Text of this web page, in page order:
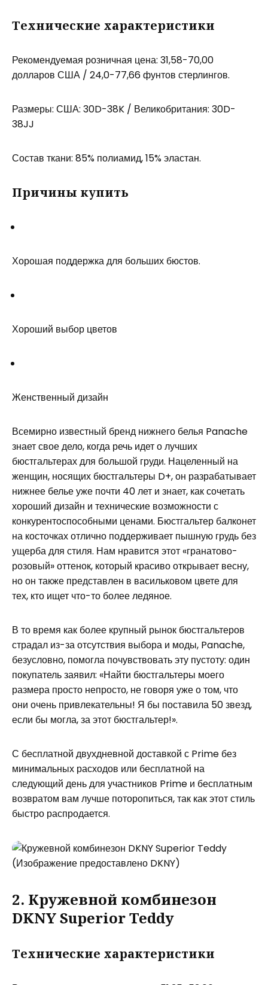
Технические характеристики
Рекомендуемая розничная цена: 31,58-70,00
долларов США / 24,0-77,66 фунтов стерлингов.
Размеры: США: 30D-38K / Великобритания: 30D-
38JJ
Состав ткани: 85% полиамид, 15% эластан.
Причины купить
Хорошая поддержка для больших бюстов.
Хороший выбор цветов
Женственный дизайн
Всемирно известный бренд нижнего белья Panache
знает свое дело, когда речь идет о лучших
бюстгальтерах для большой груди. Нацеленный на
женщин, носящих бюстгальтеры D+, он разрабатывает
нижнее белье уже почти 40 лет и знает, как сочетать
хороший дизайн и технические возможности с
конкурентоспособными ценами. Бюстгальтер балконет
на косточках отлично поддерживает пышную грудь без
ущерба для стиля. Нам нравится этот «гранатово-
розовый» оттенок, который красиво открывает весну,
но он также представлен в васильковом цвете для
тех, кто ищет что-то более ледяное.
В то время как более крупный рынок бюстгальтеров
страдал из-за отсутствия выбора и моды, Panache,
безусловно, помогла почувствовать эту пустоту: один
покупатель заявил: «Найти бюстгальтеры моего
размера просто непросто, не говоря уже о том, что
они очень привлекательны! Я бы поставила 50 звезд,
если бы могла, за этот бюстгальтер!».
С бесплатной двухдневной доставкой с Prime без
минимальных расходов или бесплатной на
следующий день для участников Prime и бесплатным
возвратом вам лучше поторопиться, так как этот стиль
быстро распродается.
(Изображение предоставлено DKNY)
2. Кружевной комбинезон
DKNY Superior Teddy
Технические характеристики